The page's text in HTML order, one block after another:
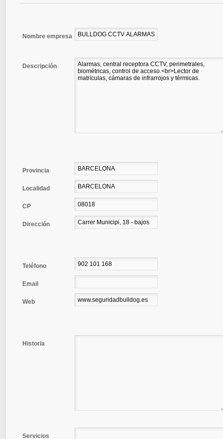
Nombre empresa
Descripción
Provincia
Localidad
CP
Dirección
Teléfono
Email
Web
Historia
Servicios